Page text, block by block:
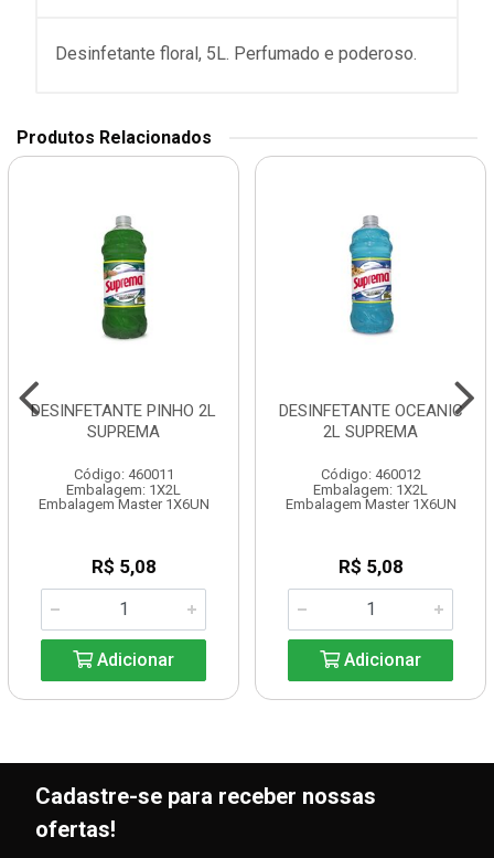
Desinfetante floral, 5L. Perfumado e poderoso.
Produtos Relacionados
DESINFETANTE PINHO 2L
SUPREMA
Código: 460011
Embalagem: 1X2L
Embalagem Master 1X6UN
R$ 5,08
Adicionar
DESINFETANTE OCEANIC
2L SUPREMA
Código: 460012
Embalagem: 1X2L
Embalagem Master 1X6UN
R$ 5,08
Adicionar
Cadastre-se para receber nossas
ofertas!